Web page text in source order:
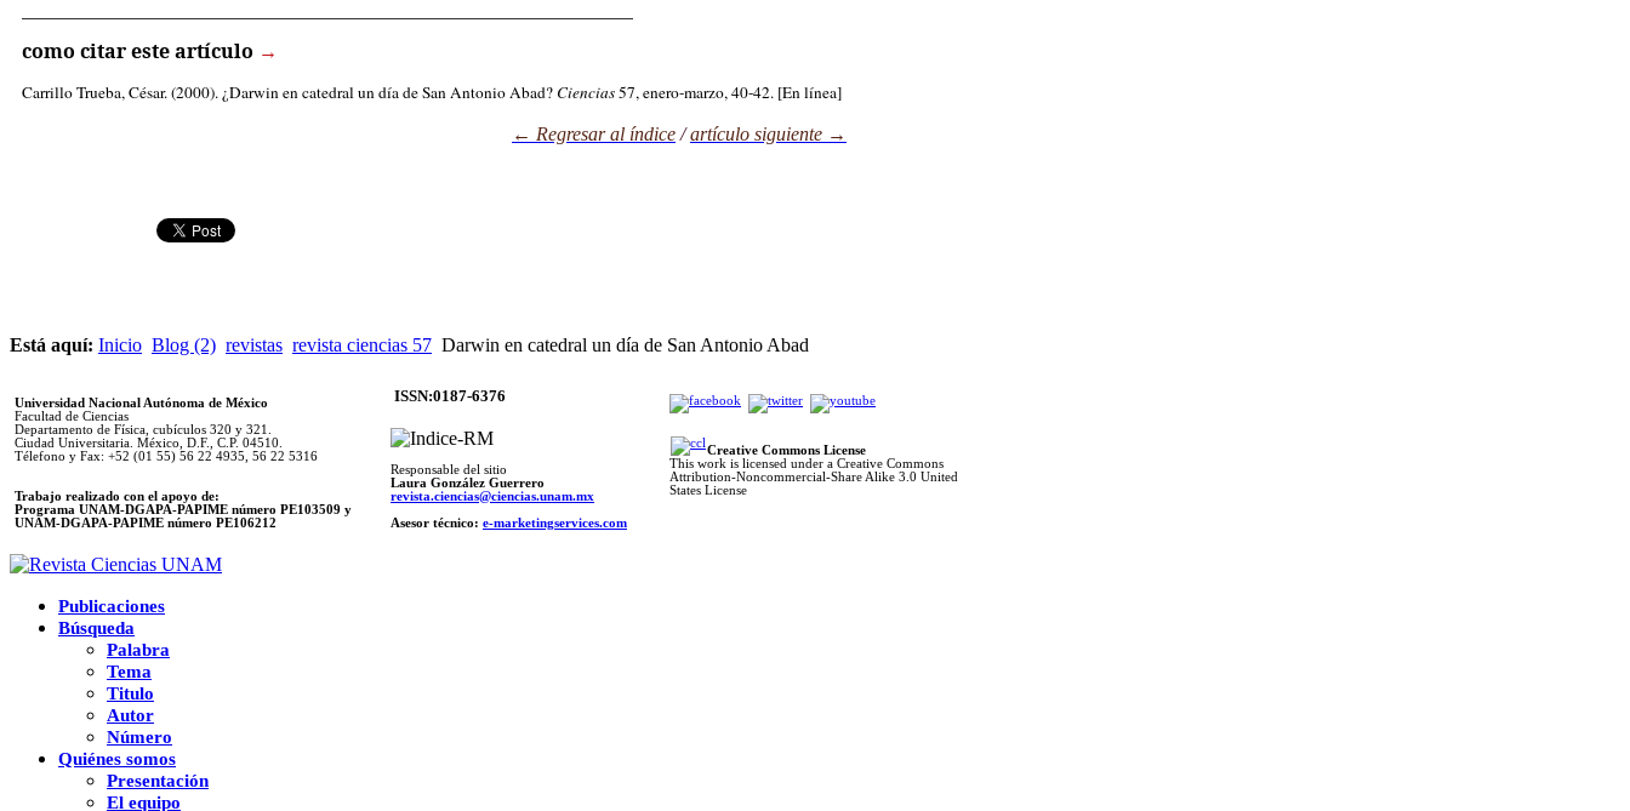
como citar este artículo →
Carrillo Trueba, César. (2000). ¿Darwin en catedral un día de San Antonio Abad? Ciencias57, enero-marzo, 40-42. [En línea]
← Regresar al índice / artículo siguiente →
Está aquí: Inicio Blog (2) revistas revista ciencias 57 Darwin en catedral un día de San Antonio Abad
Universidad Nacional Autónoma de México
Facultad de Ciencias
Departamento de Física, cubículos 320 y 321.
Ciudad Universitaria. México, D.F., C.P. 04510.
Télefono y Fax: +52 (01 55) 56 22 4935, 56 22 5316
Trabajo realizado con el apoyo de:
Programa UNAM-DGAPA-PAPIME número PE103509 y
UNAM-DGAPA-PAPIME número PE106212
ISSN:0187-6376
Responsable del sitio
Laura González Guerrero
revista.ciencias@ciencias.unam.mx
Asesor técnico: e-marketingservices.com
Creative Commons License
This work is licensed under a Creative Commons
Attribution-Noncommercial-Share Alike 3.0 United
States License
Publicaciones
Búsqueda
Palabra
Tema
Titulo
Autor
Número
Quiénes somos
Presentación
El equipo